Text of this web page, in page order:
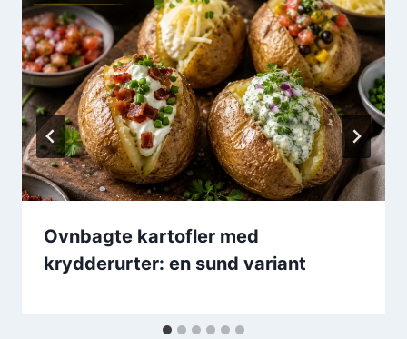
Ovnbagte kartofler med
krydderurter: en sund variant